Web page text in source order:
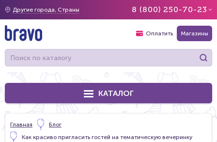
Другие города, Страны 8 (800) 250-70-23
Оплатить Магазины
КАТАЛОГ
Главная
Блог
Как красиво пригласить гостей на тематическую вечеринку